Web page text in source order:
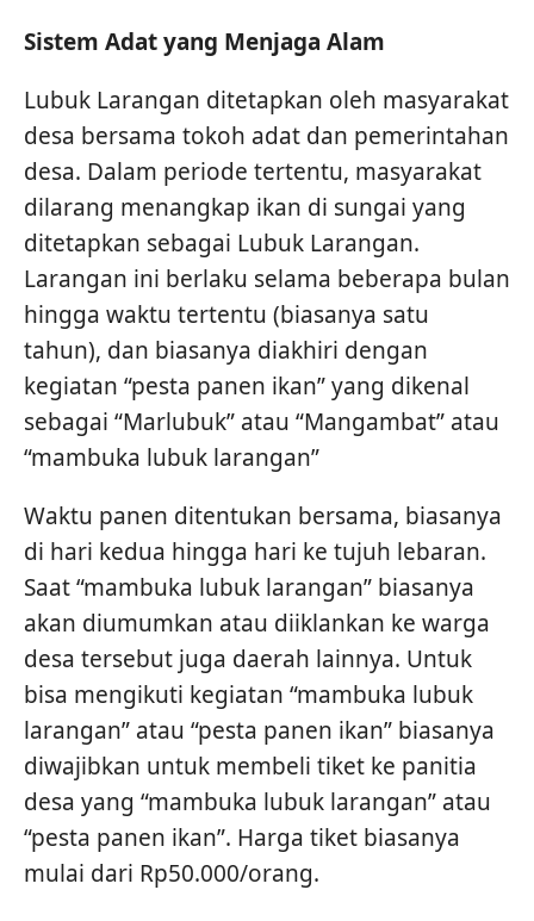
Sistem Adat yang Menjaga Alam
Lubuk Larangan ditetapkan oleh masyarakat
desa bersama tokoh adat dan pemerintahan
desa. Dalam periode tertentu, masyarakat
dilarang menangkap ikan di sungai yang
ditetapkan sebagai Lubuk Larangan.
Larangan ini berlaku selama beberapa bulan
hingga waktu tertentu (biasanya satu
tahun), dan biasanya diakhiri dengan
kegiatan “pesta panen ikan” yang dikenal
sebagai “Marlubuk” atau “Mangambat” atau
“mambuka lubuk larangan”
Waktu panen ditentukan bersama, biasanya
di hari kedua hingga hari ke tujuh lebaran.
Saat “mambuka lubuk larangan” biasanya
akan diumumkan atau diiklankan ke warga
desa tersebut juga daerah lainnya. Untuk
bisa mengikuti kegiatan “mambuka lubuk
larangan” atau “pesta panen ikan” biasanya
diwajibkan untuk membeli tiket ke panitia
desa yang “mambuka lubuk larangan” atau
“pesta panen ikan”. Harga tiket biasanya
mulai dari Rp50.000/orang.